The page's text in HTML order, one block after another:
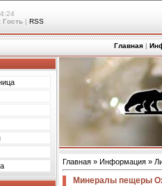
Гость | RSS
Главная|
Главная » Информация »
Минералы пещеры